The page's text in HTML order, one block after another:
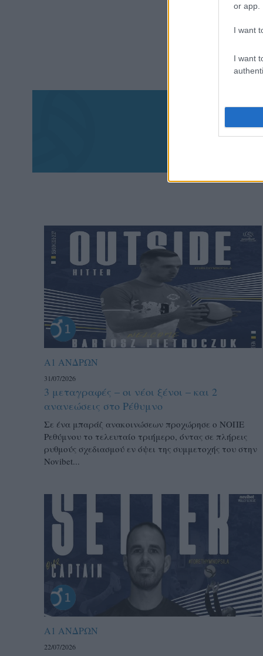
or app.
I want
I want
Α1 ΑΝΔΡΩΝ
31/07/2026
3 μεταγραφές – οι νέοι ξένοι – και 2
ανανεώσεις στο Ρέθυμνο
Σε ένα μπαράζ ανακοινώσεων προχώρησε ο ΝΟΠΕ
Ρεθύμνου το τελευταίο τριήμερο, όντας σε πλήρεις
ρυθμούς σχεδιασμού εν όψει της συμμετοχής του στην
Novibet...
Α1 ΑΝΔΡΩΝ
22/07/2026